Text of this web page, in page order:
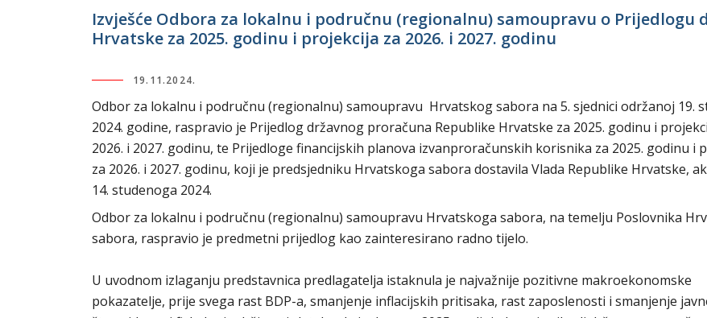
Izvješće Odbora za lokalnu i područnu (regionalnu) samoupravu o Prijedlogu
Hrvatske za 2025. godinu i projekcija za 2026. i 2027. godinu
19.11.2024.
Odbor za lokalnu i područnu (regionalnu) samoupravu Hrvatskog sabora na 5. sjednici održanoj 19.
2024. godine, raspravio je Prijedlog državnog proračuna Republike Hrvatske za 2025. godinu i
2026. i 2027. godinu, te Prijedloge financijskih planova izvanproračunskih korisnika za 2025. godinu i
za 2026. i 2027. godinu, koji je predsjedniku Hrvatskoga sabora dostavila Vlada Republike Hrvatske,
14. studenoga 2024.
Odbor za lokalnu i područnu (regionalnu) samoupravu Hrvatskoga sabora, na temelju Poslovnika
sabora, raspravio je predmetni prijedlog kao zainteresirano radno tijelo.
U uvodnom izlaganju predstavnica predlagatelja istaknula je najvažnije pozitivne makroekonomske
pokazatelje, prije svega rast BDP-a, smanjenje inflacijskih pritisaka, rast zaposlenosti i smanjenje